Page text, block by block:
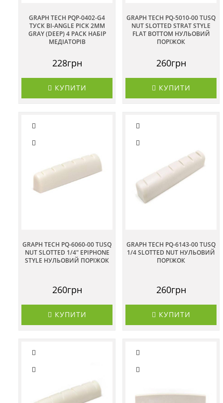
GRAPH TECH PQP-0402-G4
ТУСК BI-ANGLE PICK 2MM
GRAY (DEEP) 4 PACK НАБІР
МЕДІАТОРІВ
228грн
КУПИТИ
GRAPH TECH PQ-5010-00 TUSQ
NUT SLOTTED STRAT STYLE
FLAT BOTTOM НУЛЬОВИЙ
ПОРІЖОК
260грн
КУПИТИ
GRAPH TECH PQ-6060-00 TUSQ
NUT SLOTTED 1/4" EPIPHONE
STYLE НУЛЬОВИЙ ПОРІЖОК
260грн
КУПИТИ
GRAPH TECH PQ-6143-00 TUSQ
1/4 SLOTTED NUT НУЛЬОВИЙ
ПОРІЖОК
260грн
КУПИТИ